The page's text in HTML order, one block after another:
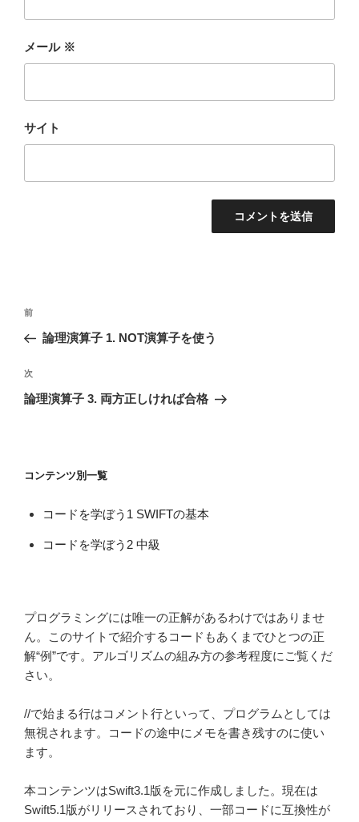
メール ※
サイト
投
ナ
ビ
ゲ
ン
前
の
稿
前
論理演算子 1. NOT演算子を使う
次
の
次
論理演算子 3. 両方正しければ合格
コンテンツ別一覧
コードを学ぼう1 SWIFTの基本
コードを学ぼう2 中級
プログラミングには唯一の正解があるわけではありませ
ん。このサイトで紹介するコードもあくまでひとつの正
解“例”です。アルゴリズムの組み方の参考程度にご覧くだ
さい。
//で始まる行はコメント行といって、プログラムとしては
無視されます。コードの途中にメモを書き残すのに使い
ます。
本コンテンツはSwift3.1版を元に作成しました。現在は
Swift5.1版がリリースされており、一部コードに互換性が